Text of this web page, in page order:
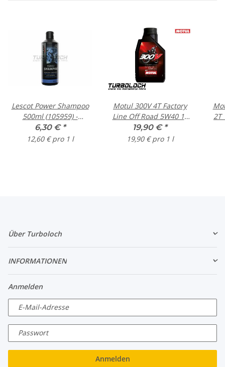
Lescot Power Shampoo
500ml (105959) -
Shampoo-Konzentrat
6,30 € *
12,60 € pro 1 l
Motul 300V 4T Factory
Line Off Road 5W40 1L
(104134) - synthetisches
Motorrad Motoröl
19,90 € *
19,90 € pro 1 l
2T
Über Turboloch
INFORMATIONEN
Anmelden
E-Mail-Adresse
Passwort
Anmelden